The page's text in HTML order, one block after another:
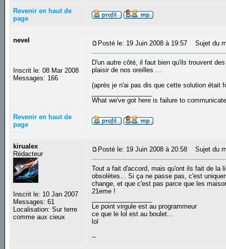
Revenir en haut de
page
nevel
Inscrit le: 08 Mar 2008
Messages: 166
Posté le: 19 Juin 2008 à 19:57 Sujet du
D'un autre côté, il faut bien qu'ils trouvent
plaisir de nos oreilles ...
(après je n'ai pas dis que cette solution était
What we've got here is failure to
Revenir en haut de
page
kirualex
Rédacteur
Inscrit le: 10 Jan 2007
Messages: 61
Localisation: Sur terre
comme aux cieux
Posté le: 19 Juin 2008 à 20:58 Sujet du
Tout a fait d'accord, mais qu'ont ils fait de la
obsolètes... Si ça ne passe pas, c'est
change, et que c'est pas parce que les
21eme !
Le point virgule est au programmeur
ce que le lol est au boulet...
lol
--